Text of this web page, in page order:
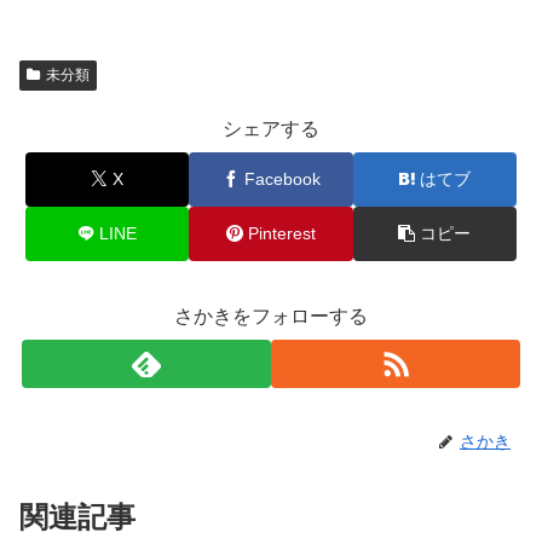
未分類
シェアする
X Facebook はてブ
LINE Pinterest コピー
さかきをフォローする
さかき
関連記事